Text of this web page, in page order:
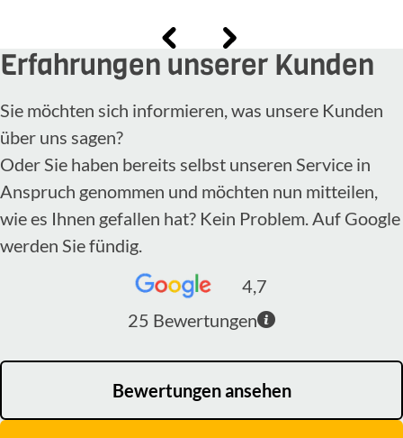
Erfahrungen unserer Kunden
Sie möchten sich informieren, was unsere Kunden
über uns sagen?
Oder Sie haben bereits selbst unseren Service in
Anspruch genommen und möchten nun mitteilen,
wie es Ihnen gefallen hat? Kein Problem. Auf Google
werden Sie fündig.
4,7
25 Bewertungen
Bewertungen ansehen